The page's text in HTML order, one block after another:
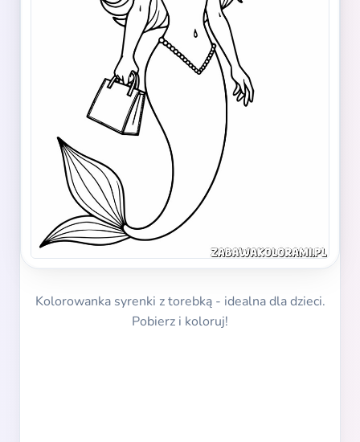
Kolorowanka syrenki z torebką - idealna dla dzieci.
Pobierz i koloruj!